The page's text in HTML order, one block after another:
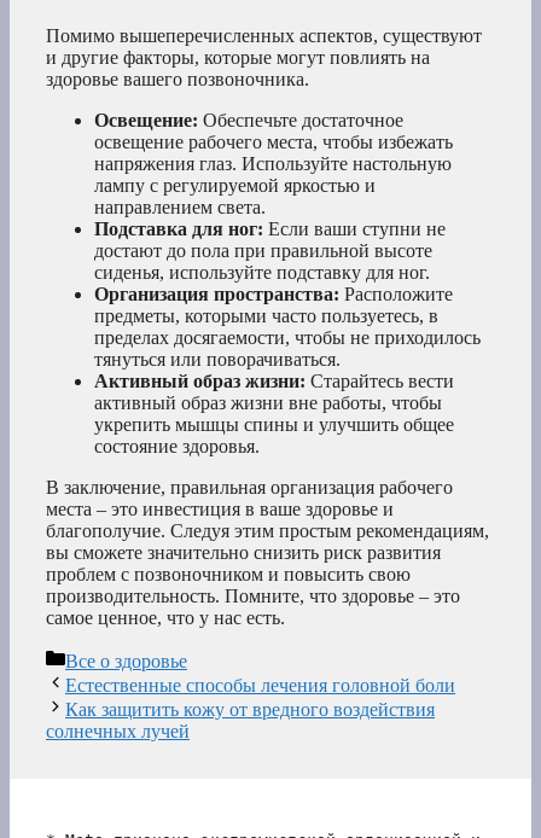
Помимо вышеперечисленных аспектов, существуют
и другие факторы, которые могут повлиять на
здоровье вашего позвоночника.
Освещение: Обеспечьте достаточное
освещение рабочего места, чтобы избежать
напряжения глаз. Используйте настольную
лампу с регулируемой яркостью и
направлением света.
Подставка для ног: Если ваши ступни не
достают до пола при правильной высоте
сиденья, используйте подставку для ног.
Организация пространства: Расположите
предметы, которыми часто пользуетесь, в
пределах досягаемости, чтобы не приходилось
тянуться или поворачиваться.
Активный образ жизни: Старайтесь вести
активный образ жизни вне работы, чтобы
укрепить мышцы спины и улучшить общее
состояние здоровья.
В заключение, правильная организация рабочего
места – это инвестиция в ваше здоровье и
благополучие. Следуя этим простым рекомендациям,
вы сможете значительно снизить риск развития
проблем с позвоночником и повысить свою
производительность. Помните, что здоровье – это
самое ценное, что у нас есть.
Рубрики
Все о здоровье
Естественные способы лечения головной боли
Как защитить кожу от вредного воздействия
солнечных лучей